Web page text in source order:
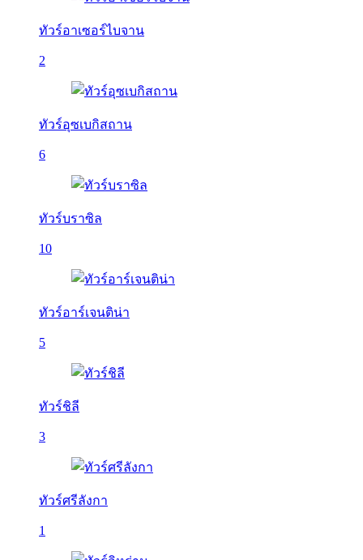
ทัวร์อาเซอร์ไบจาน
2
ทัวร์อุซเบกิสถาน
6
ทัวร์บราซิล
10
ทัวร์อาร์เจนติน่า
5
ทัวร์ชิลี
3
ทัวร์ศรีลังกา
1